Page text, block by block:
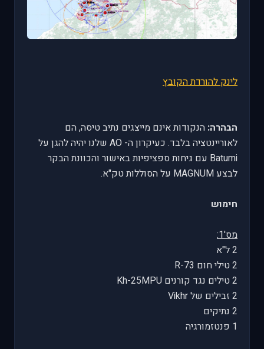
לינק להורדת הקובץ
הבהרה: הנקודות אינם מייצגים נתיב טיסה, הם
לאוריינטציה בלבד. כעיקרון ה- AO שלנו יהיה להגן על
Batumi עם גיחות ספציפיות באישור והכוונת הבקר
לבצע MAGNUM על הסוללות טק"א.
חימוש
מס'1:
2 ל"א
2 טילי חום R-73
2 טילים נגד קורנים Kh-25MPU
2 זבילים של Vikhr
2 נתיקים
1 פנטזמורגיה